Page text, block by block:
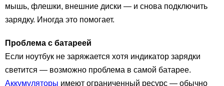
мышь, флешки, внешние диски — и снова подключить
зарядку. Иногда это помогает.
Проблема с батареей
Если ноутбук не заряжается хотя индикатор зарядки
светится — возможно проблема в самой батарее.
Аккумуляторы имеют ограниченный ресурс — обычно